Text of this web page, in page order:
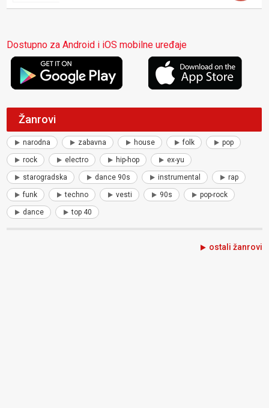
Dostupno za Android i iOS mobilne uređaje
Žanrovi
narodna zabavna house folk pop
rock electro hip-hop ex-yu
starogradska dance 90s instrumental rap
funk techno vesti 90s pop-rock
dance top 40
ostali žanrovi